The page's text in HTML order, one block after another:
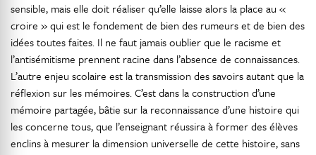
sensible, mais elle doit réaliser qu’elle laisse alors la place au «
croire » qui est le fondement de bien des rumeurs et de bien des
idées toutes faites. Il ne faut jamais oublier que le racisme et
l’antisémitisme prennent racine dans l’absence de connaissances.
L’autre enjeu scolaire est la transmission des savoirs autant que la
réflexion sur les mémoires. C’est dans la construction d’une
mémoire partagée, bâtie sur la reconnaissance d’une histoire qui
les concerne tous, que l’enseignant réussira à former des élèves
enclins à mesurer la dimension universelle de cette histoire, sans